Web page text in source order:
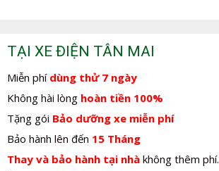
TẠI XE ĐIỆN TÂN MAI
Miễn phí dùng thử 7 ngày
Không hài lòng hoàn tiền 100%
Tặng gói Bảo dưỡng xe miễn phí
Bảo hành lên đến 15 Tháng
Thay và bảo hành tại nhà không thêm phí.